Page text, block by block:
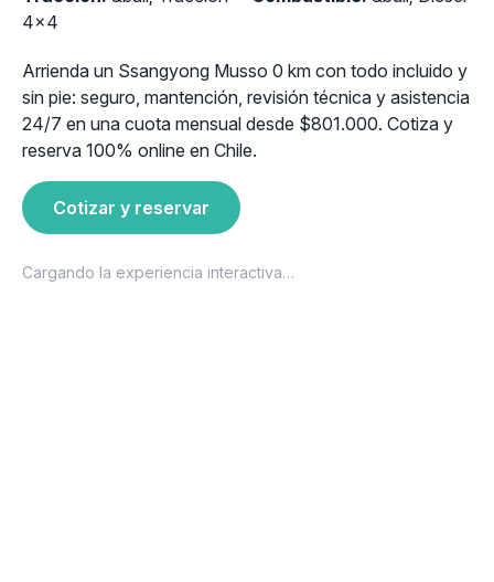
4x4
Arrienda un Ssangyong Musso 0 km con todo incluido y
sin pie: seguro, mantención, revisión técnica y asistencia
24/7 en una cuota mensual desde $801.000. Cotiza y
reserva 100% online en Chile.
Cotizar y reservar
Cargando la experiencia interactiva…